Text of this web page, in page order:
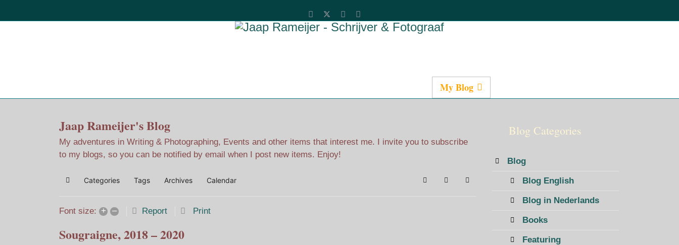
My Blog
Jaap Rameijer's Blog
My adventures in Writing & Photographing, Events and other items that interest me. I invite you to subscribe
to my blogs, so you can be notified by email when I post new items. Enjoy!
HomeCategories Tags Archives Calendar SearchSubscribe to blog
Sign In
Font size: + – Report Print
Sougraigne, 2018 – 2020
Blog Categories
Blog
Blog English
Blog in Nederlands
Books
Featuring